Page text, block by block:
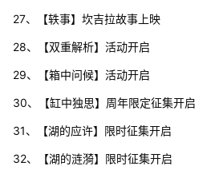
27、【轶事】坎吉拉故事上映
28、【双重解析】活动开启
29、【箱中问候】活动开启
30、【缸中独思】周年限定征集开启
31、【湖的应许】限时征集开启
32、【湖的涟漪】限时征集开启